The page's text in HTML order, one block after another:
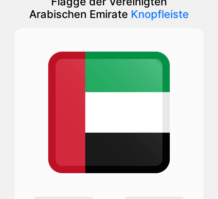
Arabischen Emirate Knopfleiste